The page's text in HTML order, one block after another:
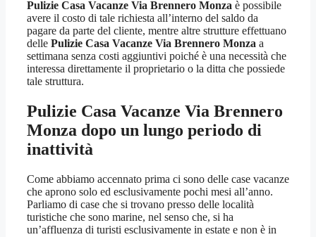
Pulizie Casa Vacanze Via Brennero Monza è possibile
avere il costo di tale richiesta all’interno del saldo da
pagare da parte del cliente, mentre altre strutture effettuano
delle Pulizie Casa Vacanze Via Brennero Monza a
settimana senza costi aggiuntivi poiché è una necessità che
interessa direttamente il proprietario o la ditta che possiede
tale struttura.
Pulizie Casa Vacanze Via Brennero
Monza dopo un lungo periodo di
inattività
Come abbiamo accennato prima ci sono delle case vacanze
che aprono solo ed esclusivamente pochi mesi all’anno.
Parliamo di case che si trovano presso delle località
turistiche che sono marine, nel senso che, si ha
un’affluenza di turisti esclusivamente in estate e non è in